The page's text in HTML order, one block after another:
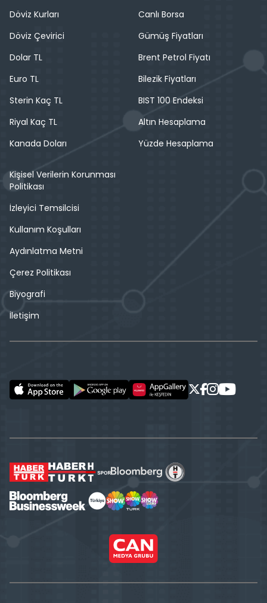
Döviz Kurları
Döviz Çevirici
Dolar TL
Euro TL
Sterin Kaç TL
Riyal Kaç TL
Kanada Doları
Canlı Borsa
Gümüş Fiyatları
Brent Petrol Fiyatı
Bilezik Fiyatları
BIST 100 Endeksi
Altın Hesaplama
Yüzde Hesaplama
Kişisel Verilerin Korunması
Politikası
İzleyici Temsilcisi
Kullanım Koşulları
Aydınlatma Metni
Çerez Politikası
Biyografi
İletişim